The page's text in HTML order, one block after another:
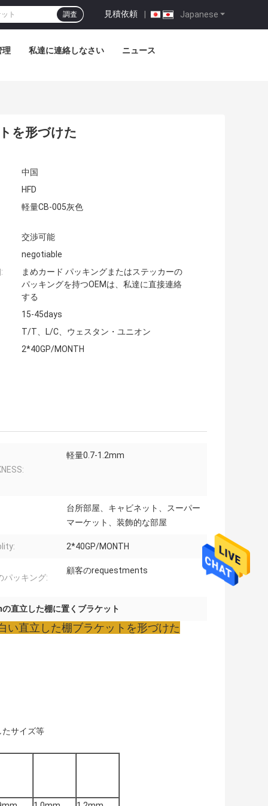
Japanese
見積依頼 |
調査
理 私達に連絡しなさい ニュース
を形づけた
中国
HFD
軽量CB-005灰色
交渉可能
negotiable
まめカード パッキングまたはステッカーの
パッキングを持つOEMは、私達に直接連絡
する
15-45days
T/T、L/C、ウェスタン・ユニオン
2*40GP/MONTH
軽量0.7-1.2mm
台所部屋、キャビネット、スーパー
マーケット、装飾的な部屋
2*40GP/MONTH
パッキング:
顧客のrequestments
直立した棚に置くブラケット
直立した棚ブラケットを形づけた
サイズ等